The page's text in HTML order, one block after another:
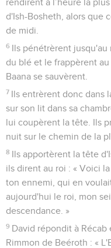
rendirent à l’heure la
d'Ish-Bosheth, alors que
de midi.
6 Ils pénétrèrent
du blé et le frappèrent
Baana se sauvèrent.
7 Ils entrèrent donc dans
sur son lit dans sa
lui coupèrent la tête. Ils
nuit sur le chemin de la
8 Ils apportèrent la tête
ils dirent au roi : « Voici
ton ennemi, qui en
aujourd'hui le roi, mon
descendance. »
9 David répondit à Récab
Rimmon de Beéroth : «